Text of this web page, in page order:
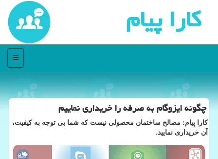
كارا پیام
منو
چگونه ایزوگام به صرفه را خریداری نماییم
كارا پیام: مصالح ساختمان محصولی نیست كه شما بی توجه به كیفیت،
آن خریداری نمایید.